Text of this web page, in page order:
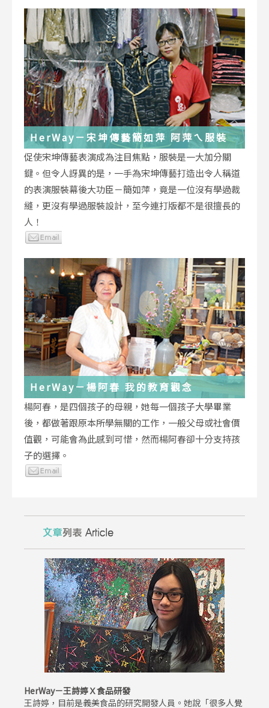
HerWay－宋坤傳藝簡如萍 阿萍ㄟ服裝
促使宋坤傳藝表演成為注目焦點，服裝是一大加分關
鍵。但令人訝異的是，一手為宋坤傳藝打造出令人稱道
的表演服裝幕後大功臣－簡如萍，竟是一位沒有學過裁
縫，更沒有學過服裝設計，至今連打版都不是很擅長的
人！
HerWay－楊阿春 我的教育觀念
楊阿春，是四個孩子的母親，她每一個孩子大學畢業
後，都做著跟原本所學無關的工作，一般父母或社會價
值觀，可能會為此感到可惜，然而楊阿春卻十分支持孩
子的選擇。
HerWay－王詩婷Ｘ食品研發
王詩婷，目前是義美食品的研究開發人員。她說「很多人覺